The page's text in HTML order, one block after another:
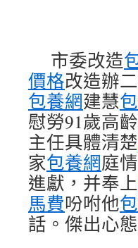
市委改造
價格改造辦
包養網建慧
慰勞91歲高
主任具體清楚
家包養網庭
進獻，并奉上
馬費吩咐他
話。傑出心